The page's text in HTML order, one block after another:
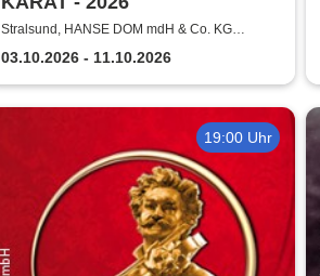
Stralsund, HANSE DOM mdH & Co. KG
Stralsund
03.10.2026 - 11.10.2026
19:00 Uhr